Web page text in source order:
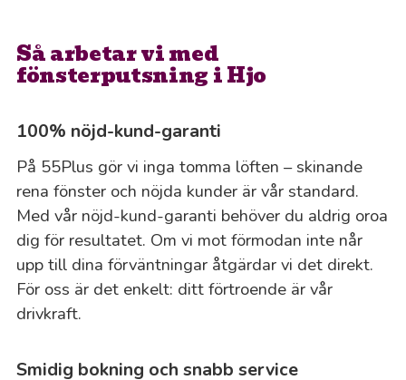
Så arbetar vi med
fönsterputsning i Hjo
100% nöjd-kund-garanti
På 55Plus gör vi inga tomma löften – skinande
rena fönster och nöjda kunder är vår standard.
Med vår nöjd-kund-garanti behöver du aldrig oroa
dig för resultatet. Om vi mot förmodan inte når
upp till dina förväntningar åtgärdar vi det direkt.
För oss är det enkelt: ditt förtroende är vår
drivkraft.
Smidig bokning och snabb service